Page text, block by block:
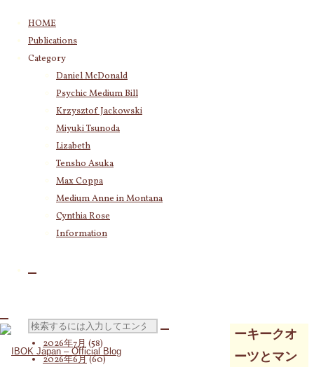
HOME
Publications
Category
Daniel McDonald
Psychic Medium Bill
Krzysztof Jackowski
Miyuki Tsunoda
Lizabeth
Tensho Asuka
Max Coppa
Medium Anne in Montana
Cynthia Rose
Information
検
ーキークオ
ーツとマン
Category
Katherine(23)
Krzysztof Jackowski
(83)
Daniel McDonald (243)
Psychic Medium Bill
Miyuki Tsunoda
Lizabeth(255)
Tensho Asuka(3,030)
Amanda Coppa(210)
Max Coppa(403)
Medium Anne in Montana
2026年8月(19)
2026年7月 (58)
2026年6月(60)